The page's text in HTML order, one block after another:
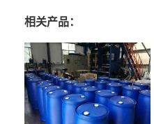
相关产品：